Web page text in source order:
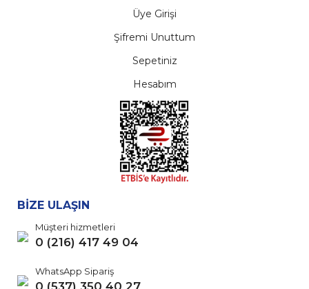
Üye Girişi
Şifremi Unuttum
Sepetiniz
Hesabım
BİZE ULAŞIN
Müşteri hizmetleri
0 (216) 417 49 04
WhatsApp Sipariş
0 (537) 350 40 27